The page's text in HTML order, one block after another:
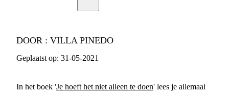
DOOR : VILLA PINEDO
Geplaatst op: 31-05-2021
In het boek 'Je hoeft het niet alleen te doen' lees je allemaal